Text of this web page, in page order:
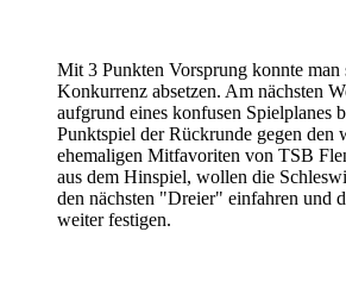
Mit 3 Punkten Vorsprung konnte man
Konkurrenz absetzen. Am nächsten
aufgrund eines konfusen Spielplanes
Punktspiel der Rückrunde gegen den
ehemaligen Mitfavoriten von TSB
aus dem Hinspiel, wollen die
den nächsten "Dreier" einfahren und
weiter festigen.